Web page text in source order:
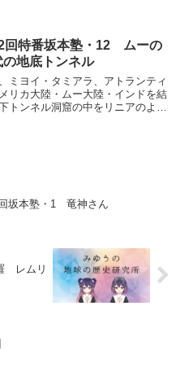
ぐや姫の童話と、同...
回特番坂本塾・12 ムーの
の地底トンネル
ミヨイ・タミアラ、アトランティ
リカ大陸・ムー大陸・インドを結
トンネル洞窟の中をリニアのよう
坂本塾・1 竜神さん
レムリ